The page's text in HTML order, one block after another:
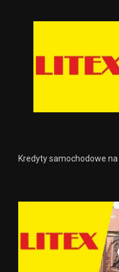
Kredyty samochodowe na